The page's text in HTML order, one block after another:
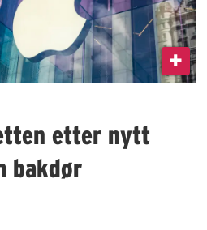
etter nytt
bakdør